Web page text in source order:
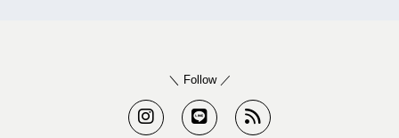
＼ Follow ／